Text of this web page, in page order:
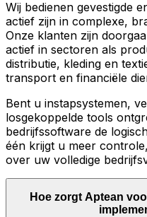
Wij bedienen gevestigde
actief zijn in complexe,
Onze klanten zijn
actief in sectoren als
distributie, kleding en
transport en financiële
Bent u instapsystemen,
losgekoppelde tools
bedrijfssoftware de
één krijgt u meer
over uw volledige
Hoe zorgt Aptean